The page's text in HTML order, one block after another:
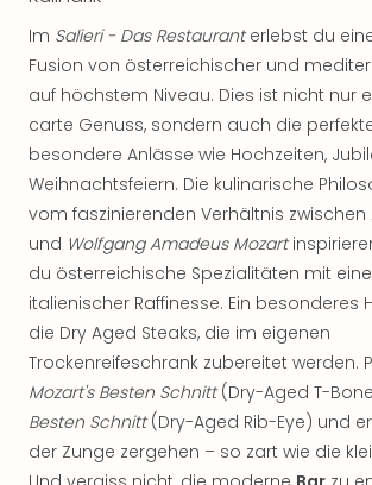
Im Salieri - Das Restauranterlebst du
Fusion von österreichischer und
auf höchstem Niveau. Dies ist nicht nur
carte Genuss, sondern auch die
besondere Anlässe wie Hochzeiten,
Weihnachtsfeiern. Die kulinarische
vom faszinierenden Verhältnis zwischen
und Wolfgang Amadeus Mozart
du österreichische Spezialitäten mit
italienischer Raffinesse. Ein besonderes
die Dry Aged Steaks, die im eigenen
Trockenreifeschrank zubereitet werden.
Mozart's Besten Schnitt(Dry-Aged T-
Besten Schnitt(Dry-Aged Rib-Eye) und
der Zunge zergehen – so zart wie die